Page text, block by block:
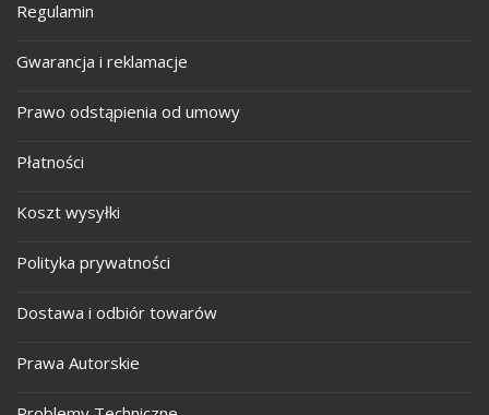
Regulamin
Gwarancja i reklamacje
Prawo odstąpienia od umowy
Płatności
Koszt wysyłki
Polityka prywatności
Dostawa i odbiór towarów
Prawa Autorskie